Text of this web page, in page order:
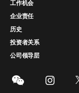
工作机会
企业责任
历史
投资者关系
公司领导层